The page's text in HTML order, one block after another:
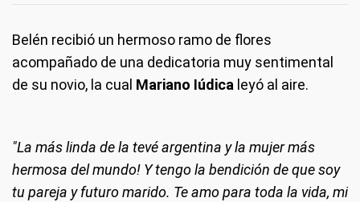
Belén recibió un hermoso ramo de flores
acompañado de una dedicatoria muy sentimental
de su novio, la cual Mariano Iúdica leyó al aire.
"La más linda de la tevé argentina y la mujer más
hermosa del mundo! Y tengo la bendición de que soy
tu pareja y futuro marido. Te amo para toda la vida, mi